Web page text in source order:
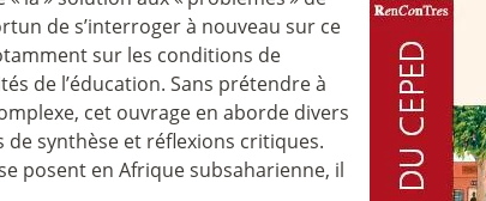
de s’interroger à nouveau sur ce
sur les conditions de
de l’éducation. Sans prétendre à
cet ouvrage en aborde divers
synthèse et réflexions critiques.
posent en Afrique subsaharienne, il